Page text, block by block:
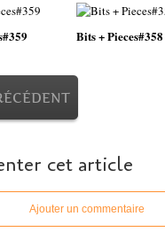
Bits + Pieces#358
cet article
Ajouter un commentaire